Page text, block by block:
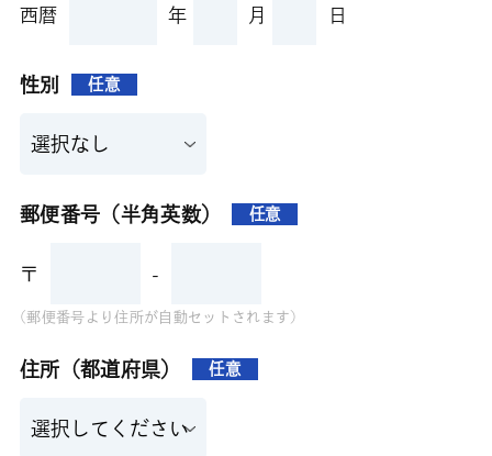
西暦 年 月 日
性別 任意
郵便番号（半角英数） 任意
〒 -
(郵便番号より住所が自動セットされます)
住所（都道府県） 任意